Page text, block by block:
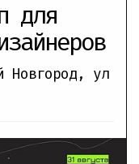
для
Новгород, ул